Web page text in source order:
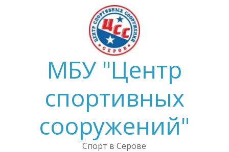
МБУ "Центр
спортивных
сооружений"
Спорт в Серове